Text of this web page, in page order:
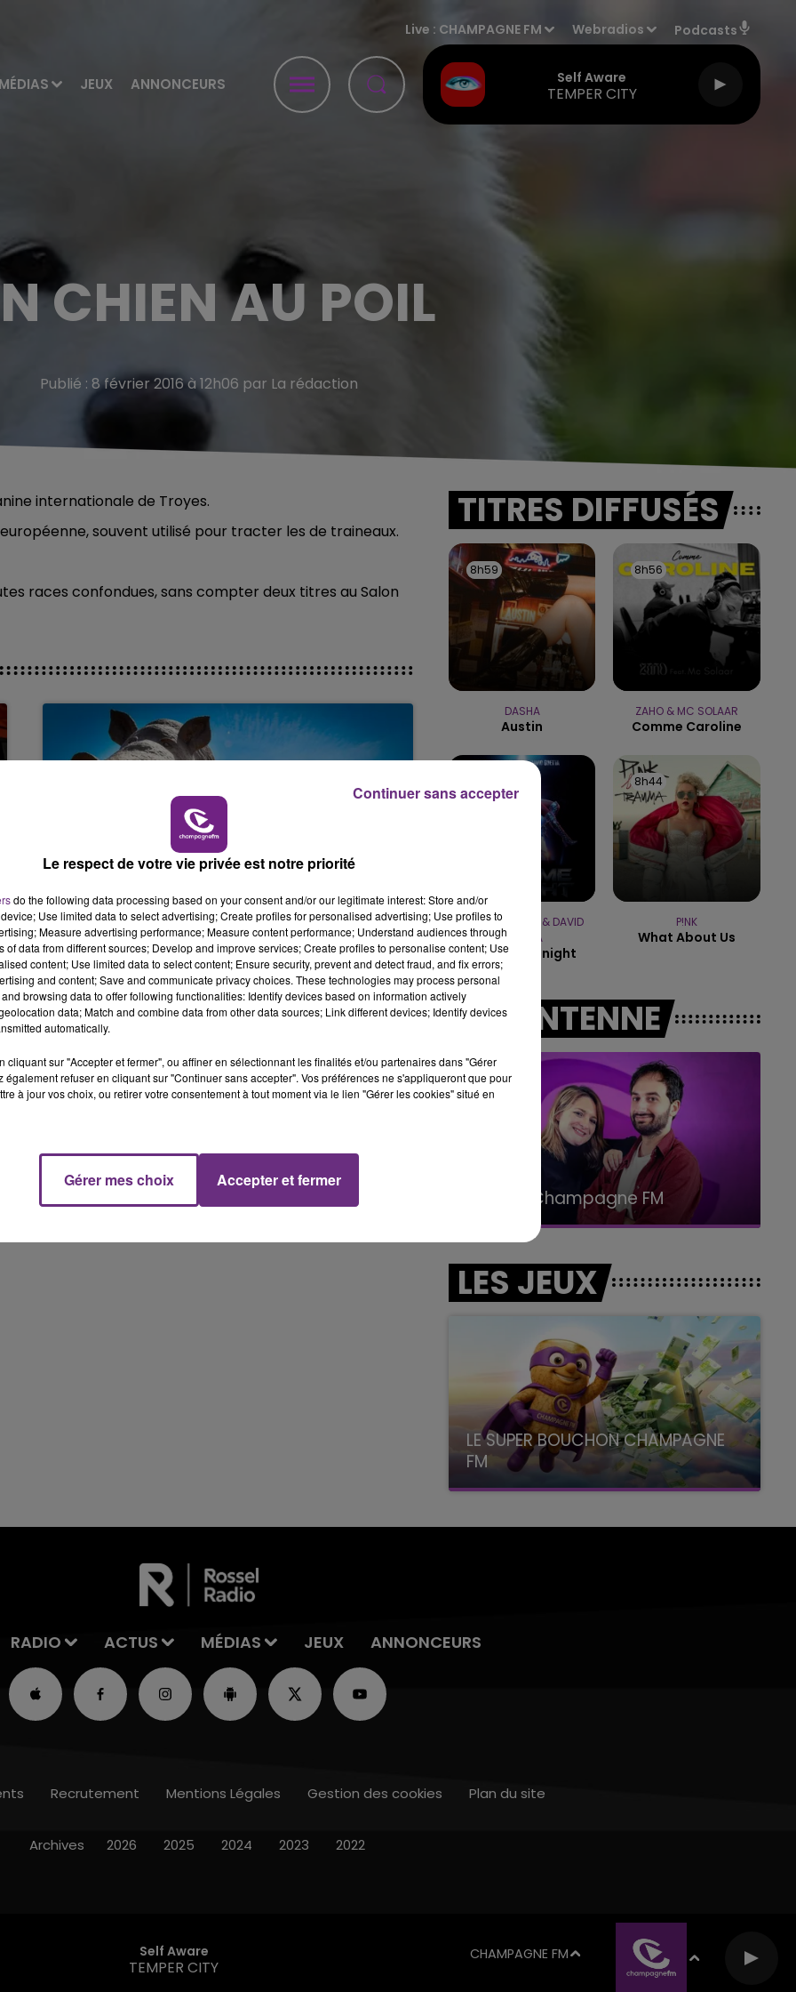
MÉDIAS JEUX ANNONCEURS
Live : CHAMPAGNE FM Webradios Podcasts
Self Aware
TEMPER CITY
10h00 - 14h00
LE TICKET DE CAISSE
14h00 - 15h00
LA RADIO POP
CHIEN AU POIL
Publié : 8 février 2016 à 12h06 par La rédaction
internationale de Troyes.
européenne, souvent utilisé pour tracter les de traineaux.
races confondues, sans compter deux titres au Salon
VENEZ FÊTER CE WEEK-END
Ce samedi 8 août sera un grand jour :
l'anniversaire du plus gros sanglier du monde.
Une fête est donc organisée et vous êtes tous
conviés !
TITRES DIFFUSÉS
8h59
8h59
DASHA
Austin
8h56
8h56
ZAHO & MC SOLAAR
Comme Caroline
JENNIFER LOPEZ & DAVID
GUETTA
Save Me Tonight
8h44
8h44
P!NK
What About Us
A L'ANTENNE
14h00 - 15h00
La Radio Pop Le Club Champagne FM
LES JEUX
LE SUPER BOUCHON CHAMPAGNE
FM
avec La Famille Champagne FM, à 8H10
RADIO ACTUS MÉDIAS JEUX ANNONCEURS
Self Aware
TEMPER CITY
CHAMPAGNE FM
Recrutement Mentions Légales Gestion des cookies Plan du site
Archives 2026 2025 2024 2023 2022
Le respect de votre vie privée est notre priorité
do the following data processing based on your consent and/or our legitimate interest: Store and/or
Use limited data to select advertising; Create profiles for personalised advertising; Use profiles to
Measure advertising performance; Measure content performance; Understand audiences through
of data from different sources; Develop and improve services; Create profiles to personalise content; Use
content; Use limited data to select content; Ensure security, prevent and detect fraud, and fix errors;
and content; Save and communicate privacy choices. These technologies may process personal
browsing data to offer following functionalities: Identify devices based on information actively
data; Match and combine data from other data sources; Link different devices; Identify devices
automatically.
cliquant sur "Accepter et fermer", ou affiner en sélectionnant les finalités et/ou partenaires dans "Gérer
également refuser en cliquant sur "Continuer sans accepter". Vos préférences ne s'appliqueront que pour
à jour vos choix, ou retirer votre consentement à tout moment via le lien "Gérer les cookies" situé en
Gérer mes choix Accepter et fermer
Continuer sans accepter